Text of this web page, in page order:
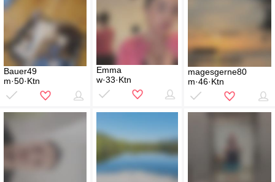
Bauer49
m·50·Ktn
Emma
w·33·Ktn
magesgerne80
m·46·Ktn